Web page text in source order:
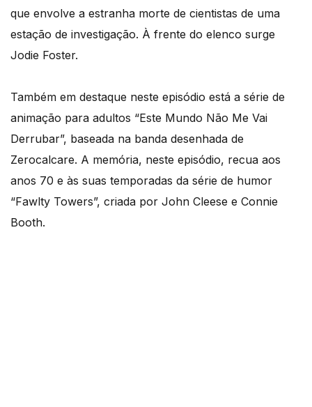
que envolve a estranha morte de cientistas de uma
estação de investigação. À frente do elenco surge
Jodie Foster.
Também em destaque neste episódio está a série de
animação para adultos “Este Mundo Não Me Vai
Derrubar”, baseada na banda desenhada de
Zerocalcare. A memória, neste episódio, recua aos
anos 70 e às suas temporadas da série de humor
“Fawlty Towers”, criada por John Cleese e Connie
Booth.